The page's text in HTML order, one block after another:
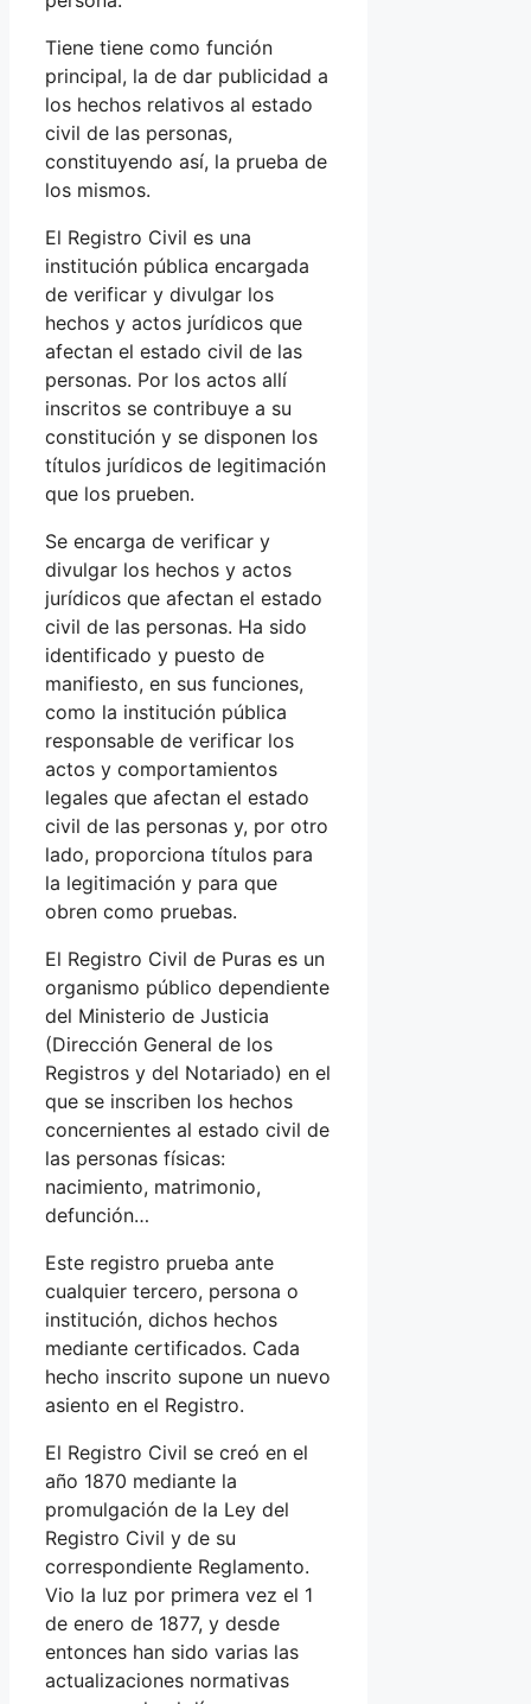
Tiene tiene como función
principal, la de dar publicidad a
los hechos relativos al estado
civil de las personas,
constituyendo así, la prueba de
los mismos.
El Registro Civil es una
institución pública encargada
de verificar y divulgar los
hechos y actos jurídicos que
afectan el estado civil de las
personas. Por los actos allí
inscritos se contribuye a su
constitución y se disponen los
títulos jurídicos de legitimación
que los prueben.
Se encarga de verificar y
divulgar los hechos y actos
jurídicos que afectan el estado
civil de las personas. Ha sido
identificado y puesto de
manifiesto, en sus funciones,
como la institución pública
responsable de verificar los
actos y comportamientos
legales que afectan el estado
civil de las personas y, por otro
lado, proporciona títulos para
la legitimación y para que
obren como pruebas.
El Registro Civil de Puras es un
organismo público dependiente
del Ministerio de Justicia
(Dirección General de los
Registros y del Notariado) en el
que se inscriben los hechos
concernientes al estado civil de
las personas físicas:
nacimiento, matrimonio,
defunción…
Este registro prueba ante
cualquier tercero, persona o
institución, dichos hechos
mediante certificados. Cada
hecho inscrito supone un nuevo
asiento en el Registro.
El Registro Civil se creó en el
año 1870 mediante la
promulgación de la Ley del
Registro Civil y de su
correspondiente Reglamento.
Vio la luz por primera vez el 1
de enero de 1877, y desde
entonces han sido varias las
actualizaciones normativas